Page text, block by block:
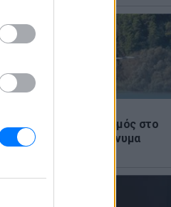
Κόρινθο: Συναγερμός στο
- Εναέρια μέσα και μήνυμα